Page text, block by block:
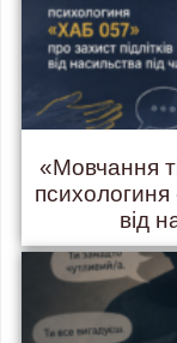
«Мовчання
психологиня
від